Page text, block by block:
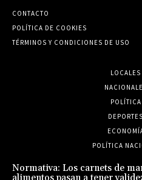
CONTACTO
POLÍTICA DE COOKIES
TÉRMINOS Y CONDICIONES DE USO
LOCALES
POLÍTICA
DEPORTES
POLÍTICA
Normativa: Los carnets de